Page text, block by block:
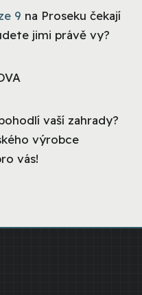
9 na Proseku čekají
jimi právě vy?
vaší zahrady?
výrobce
vás!